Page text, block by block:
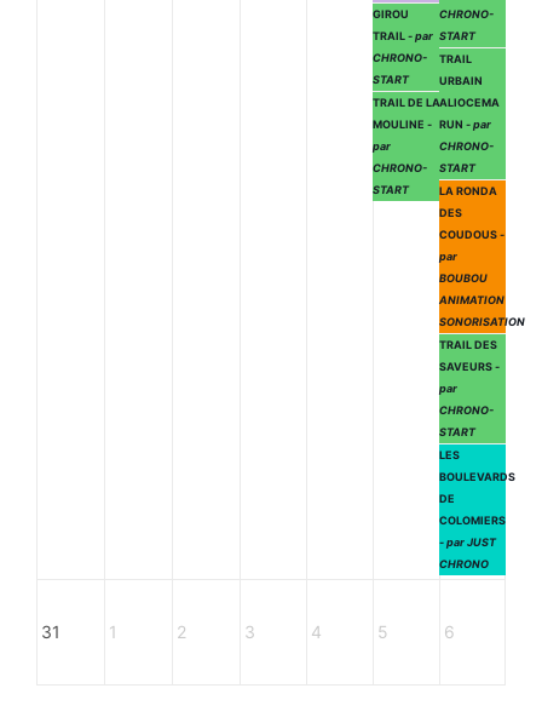
GIROU
TRAIL - par
CHRONO-
START
TRAIL DE LA
MOULINE -
par
CHRONO-
START
CHRONO-
START
TRAIL
URBAIN
ALIOCEMA
RUN - par
CHRONO-
START
LA RONDA
DES
COUDOUS-
par
BOUBOU
ANIMATION
SONORISATION
TRAIL DES
SAVEURS-
par
CHRONO-
START
LES
BOULEVARDS
DE
COLOMIERS
- par JUST
CHRONO
31 1 2 3 4 5 6